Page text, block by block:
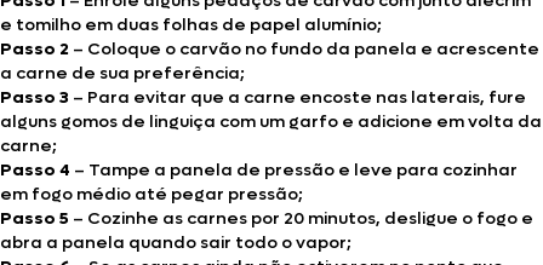
e tomilho em duas folhas de papel alumínio;
Passo 2 – Coloque o carvão no fundo da panela e acrescente
a carne de sua preferência;
Passo 3 – Para evitar que a carne encoste nas laterais, fure
alguns gomos de linguiça com um garfo e adicione em volta da
carne;
Passo 4 – Tampe a panela de pressão e leve para cozinhar
em fogo médio até pegar pressão;
Passo 5 – Cozinhe as carnes por 20 minutos, desligue o fogo e
abra a panela quando sair todo o vapor;